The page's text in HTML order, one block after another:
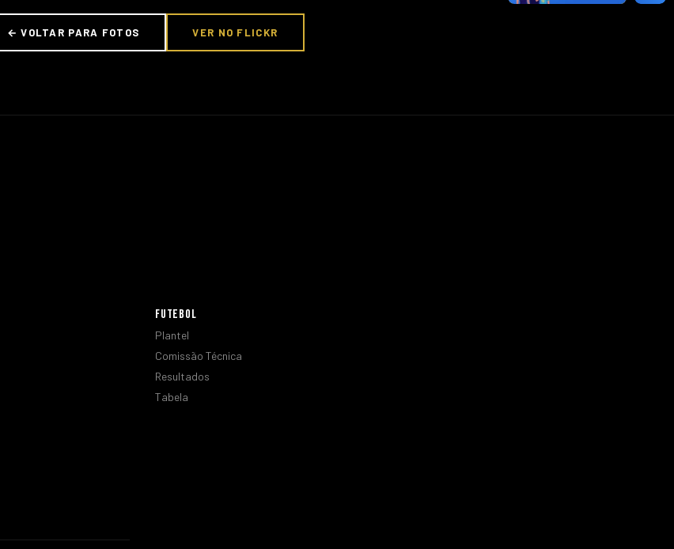
← VOLTAR PARA FOTOS VER NO FLICKR
FUTEBOL
Plantel
Comissão Técnica
Resultados
Tabela